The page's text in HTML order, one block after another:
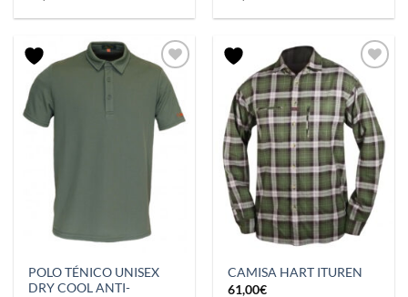
POLO TÉNICO UNISEX
DRY COOL ANTI-
CAMISA HART ITUREN
61,00€